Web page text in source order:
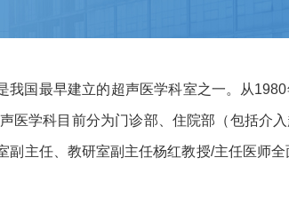
国最早建立的超声医学科室之一。从
医学科目前分为门诊部、住院部（包括介
主任、教研室副主任杨红教授/主任医师